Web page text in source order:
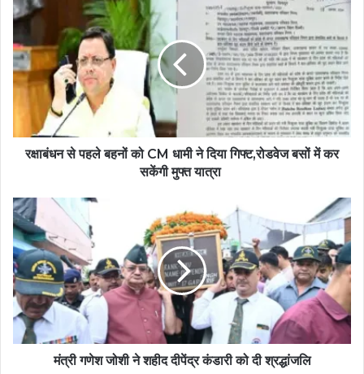
रक्षाबंधन से पहले बहनों को CM धामी ने दिया गिफ्ट,रोडवेज बसों में कर
सकेंगी मुफ्त यात्रा
मंत्री गणेश जोशी ने शहीद दीपेंद्र कंडारी को दी श्रद्धांजलि